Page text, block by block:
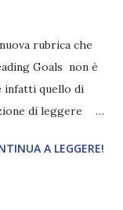
rubrica che
Goals non è
infatti quello di
di leggere
readingA LEGGERE!